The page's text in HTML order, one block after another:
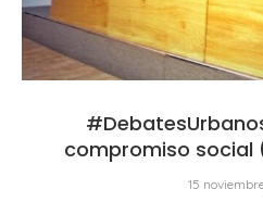
compromiso social
15